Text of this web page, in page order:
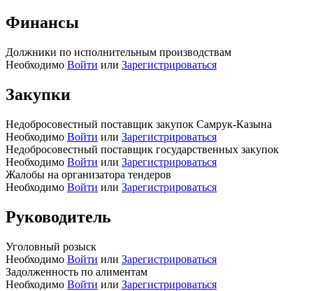
Финансы
Должники по исполнительным производствам
Необходимо Войти или Зарегистрироваться
Закупки
Недобросовестный поставщик закупок Самрук-Казына
Необходимо Войти или Зарегистрироваться
Недобросовестный поставщик государственных закупок
Необходимо Войти или Зарегистрироваться
Жалобы на организатора тендеров
Необходимо Войти или Зарегистрироваться
Руководитель
Уголовный розыск
Необходимо Войти или Зарегистрироваться
Задолженность по алиментам
Необходимо Войти или Зарегистрироваться